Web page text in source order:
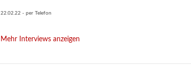
22.02.22 - per Telefon
Mehr Interviews anzeigen